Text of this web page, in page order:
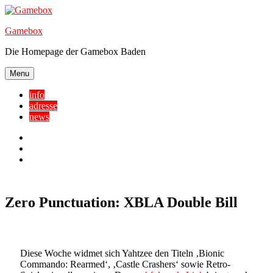
Skip
content
Gamebox
Die Homepage der Gamebox Baden
Menu
info
adresse
news
Zero Punctuation: XBLA Double Bill
Diese Woche widmet sich Yahtzee den Titeln ‚Bionic
Commando: Rearmed‘, ‚Castle Crashers‘ sowie Retro-